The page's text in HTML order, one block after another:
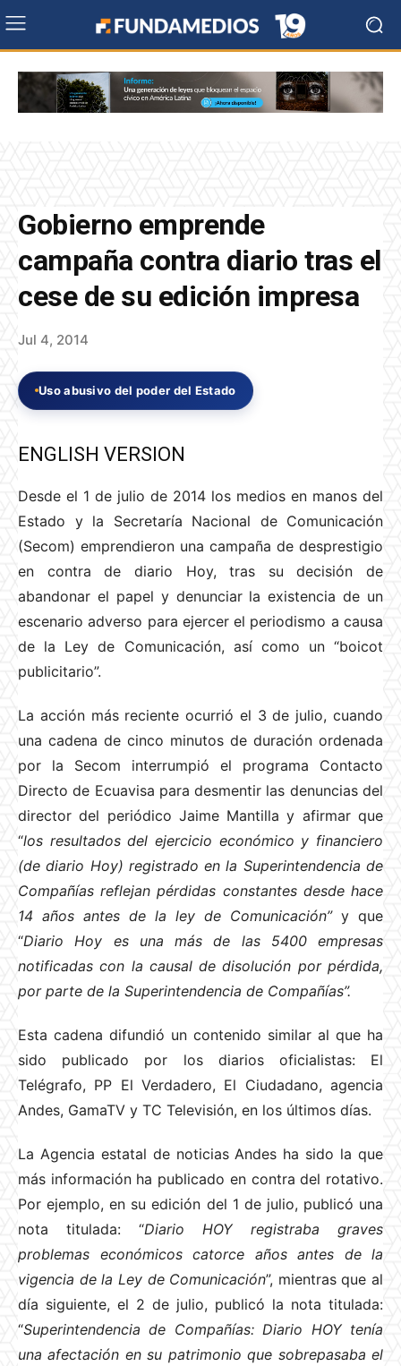
Gobierno emprende
campaña contra diario tras el
cese de su edición impresa
Jul 4, 2014
Uso abusivo del poder del Estado
ENGLISH VERSION
Desde el 1 de julio de 2014 los medios en manos del
Estado y la Secretaría Nacional de Comunicación
(Secom) emprendieron una campaña de desprestigio
en contra de diario Hoy, tras su decisión de
abandonar el papel y denunciar la existencia de un
escenario adverso para ejercer el periodismo a causa
de la Ley de Comunicación, así como un “boicot
publicitario”.
La acción más reciente ocurrió el 3 de julio, cuando
una cadena de cinco minutos de duración ordenada
por la Secom interrumpió el programa Contacto
Directo de Ecuavisa para desmentir las denuncias del
director del periódico Jaime Mantilla y afirmar que
“los resultados del ejercicio económico y financiero
(de diario Hoy) registrado en la Superintendencia de
Compañías reflejan pérdidas constantes desde hace
14 años antes de la ley de Comunicación” y que
“Diario Hoy es una más de las 5400 empresas
notificadas con la causal de disolución por pérdida,
por parte de la Superintendencia de Compañías”.
Esta cadena difundió un contenido similar al que ha
sido publicado por los diarios oficialistas: El
Telégrafo, PP El Verdadero, El Ciudadano, agencia
Andes, GamaTV y TC Televisión, en los últimos días.
La Agencia estatal de noticias Andes ha sido la que
más información ha publicado en contra del rotativo.
Por ejemplo, en su edición del 1 de julio, publicó una
nota titulada: “Diario HOY registraba graves
problemas económicos catorce años antes de la
vigencia de la Ley de Comunicación”, mientras que al
día siguiente, el 2 de julio, publicó la nota titulada:
“Superintendencia de Compañías: Diario HOY tenía
una afectación en su patrimonio que sobrepasaba el